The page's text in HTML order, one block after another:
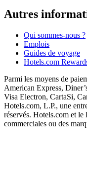
Autres
Qui sommes-nous ?
Emplois
Guides de voyage
Hotels.com
Parmi les moyens de
American Express,
Visa Electron, CartaSi,
Hotels.com, L.P., une
réservés. Hotels.com et
commerciales ou des